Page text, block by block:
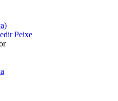
Peixe